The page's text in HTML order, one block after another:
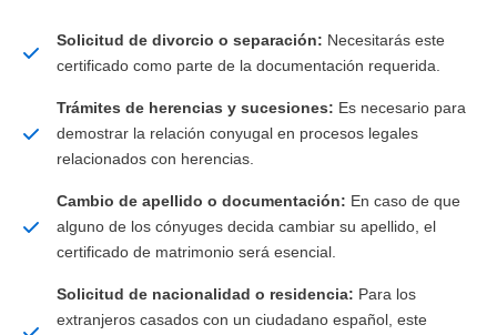
Solicitud de divorcio o separación: Necesitarás este
certificado como parte de la documentación requerida.
Trámites de herencias y sucesiones: Es necesario para
demostrar la relación conyugal en procesos legales
relacionados con herencias.
Cambio de apellido o documentación: En caso de que
alguno de los cónyuges decida cambiar su apellido, el
certificado de matrimonio será esencial.
Solicitud de nacionalidad o residencia: Para los
extranjeros casados con un ciudadano español, este